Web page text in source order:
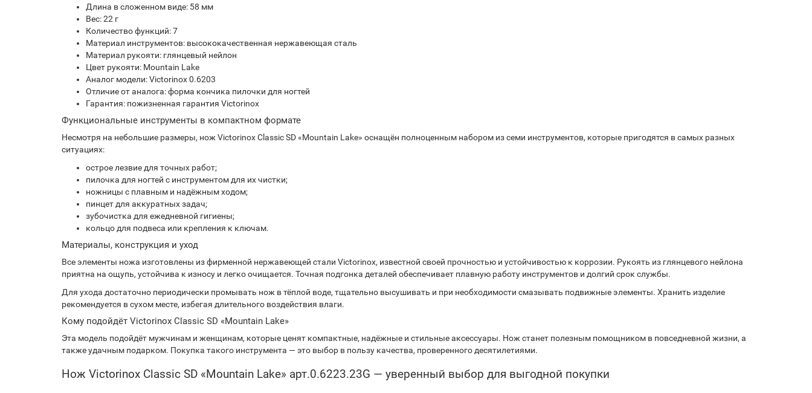
Длина в сложенном виде: 58 мм
Вес: 22 г
Количество функций: 7
Материал инструментов: высококачественная нержавеющая сталь
Материал рукояти: глянцевый нейлон
Цвет рукояти: Mountain Lake
Аналог модели: Victorinox 0.6203
Отличие от аналога: форма кончика пилочки для ногтей
Гарантия: пожизненная гарантия Victorinox
Функциональные инструменты в компактном формате
Несмотря на небольшие размеры, нож Victorinox Сlassic SD «Mountain Lake» оснащён полноценным набором из семи инструментов, которые пригодятся в самых разных
ситуациях:
острое лезвие для точных работ;
пилочка для ногтей с инструментом для их чистки;
ножницы с плавным и надёжным ходом;
пинцет для аккуратных задач;
зубочистка для ежедневной гигиены;
кольцо для подвеса или крепления к ключам.
Материалы, конструкция и уход
Все элементы ножа изготовлены из фирменной нержавеющей стали Victorinox, известной своей прочностью и устойчивостью к коррозии. Рукоять из глянцевого нейлона
приятна на ощупь, устойчива к износу и легко очищается. Точная подгонка деталей обеспечивает плавную работу инструментов и долгий срок службы.
Для ухода достаточно периодически промывать нож в тёплой воде, тщательно высушивать и при необходимости смазывать подвижные элементы. Хранить изделие
рекомендуется в сухом месте, избегая длительного воздействия влаги.
Кому подойдёт Victorinox Classic SD «Mountain Lake»
Эта модель подойдёт мужчинам и женщинам, которые ценят компактные, надёжные и стильные аксессуары. Нож станет полезным помощником в повседневной жизни, а
также удачным подарком. Покупка такого инструмента — это выбор в пользу качества, проверенного десятилетиями.
Нож Victorinox Сlassic SD «Mountain Lake» арт.0.6223.23G — уверенный выбор для выгодной покупки